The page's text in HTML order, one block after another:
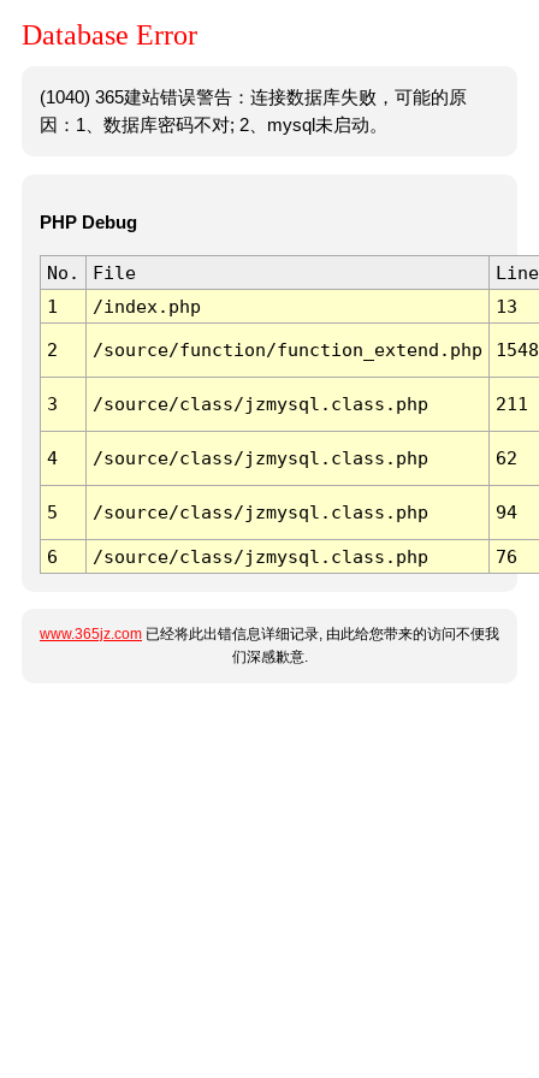
Database Error
(1040) 365建站错误警告：连接数据库失败，可能的原
因：1、数据库密码不对; 2、mysql未启动。
PHP Debug
No. File
Line
1
/index.php 13
2 /source/function/function_extend.php 1548
3 /source/class/jzmysql.class.php 211
4 /source/class/jzmysql.class.php 62
5 /source/class/jzmysql.class.php 94
6 /source/class/jzmysql.class.php 76
www.365jz.com 已经将此出错信息详细记录, 由此给您带来的访问不便我
们深感歉意.